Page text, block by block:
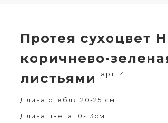
Протея сухоцвет
коричнево-
листьями
арт. 4
Длина стебля 20-25 см
Длина цвета 10-13см